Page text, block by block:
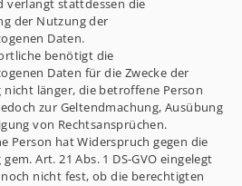
verlangt stattdessen die
der Nutzung der
Daten.
benötigt die
Daten für die Zwecke der
länger, die betroffene Person
zur Geltendmachung, Ausübung
von Rechtsansprüchen.
Person hat Widerspruch gegen die
Art. 21 Abs. 1 DS-GVO eingelegt
nicht fest, ob die berechtigten